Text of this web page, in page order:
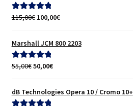
Valorado con
115,00€ El
original
era:
100,00€El
actual
Marshall JCM 800 2203
Valorado con
55,00€El
original
era:
50,00€El
actual
es:
dB Technologies Opera 10 / Cromo 10+